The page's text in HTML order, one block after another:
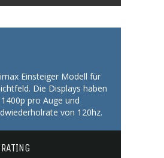
Einsteiger Modell für
Die Displays haben
pro Auge und
von 120hz.